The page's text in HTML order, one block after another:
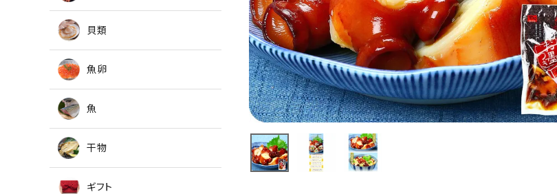
貝類
魚卵
魚
干物
ギフト